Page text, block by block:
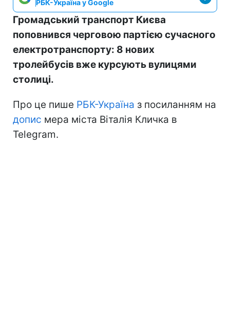
РБК-Україна у Google
Громадський транспорт Києва
поповнився черговою партією сучасного
електротранспорту: 8 нових
тролейбусів вже курсують вулицями
столиці.
Про це пише РБК-Україна з посиланням на
допис мера міста Віталія Кличка в
Telegram.